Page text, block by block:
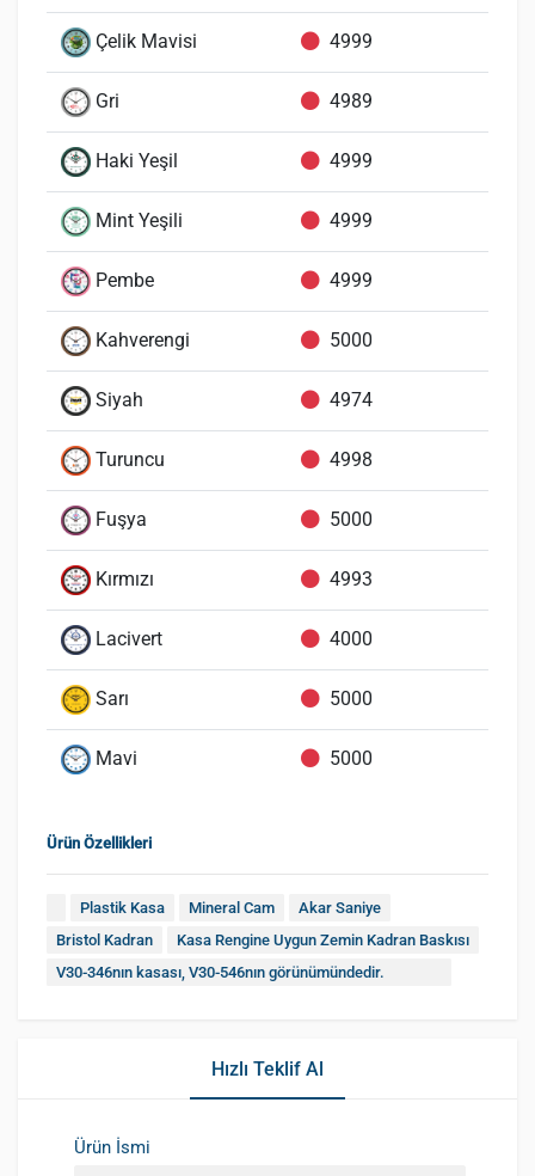
Çelik Mavisi 4999
Gri 4989
Haki Yeşil 4999
Mint Yeşili 4999
Pembe 4999
Kahverengi 5000
Siyah 4974
Turuncu 4998
Fuşya 5000
Kırmızı 4993
Lacivert 4000
Sarı 5000
Mavi 5000
Ürün Özellikleri
Plastik Kasa Mineral Cam
Akar Saniye
Bristol Kadran
Kasa Rengine Uygun Zemin Kadran Baskısı
V30-346nın kasası, V30-546nın görünümündedir.
Hızlı Teklif Al
Ürün İsmi